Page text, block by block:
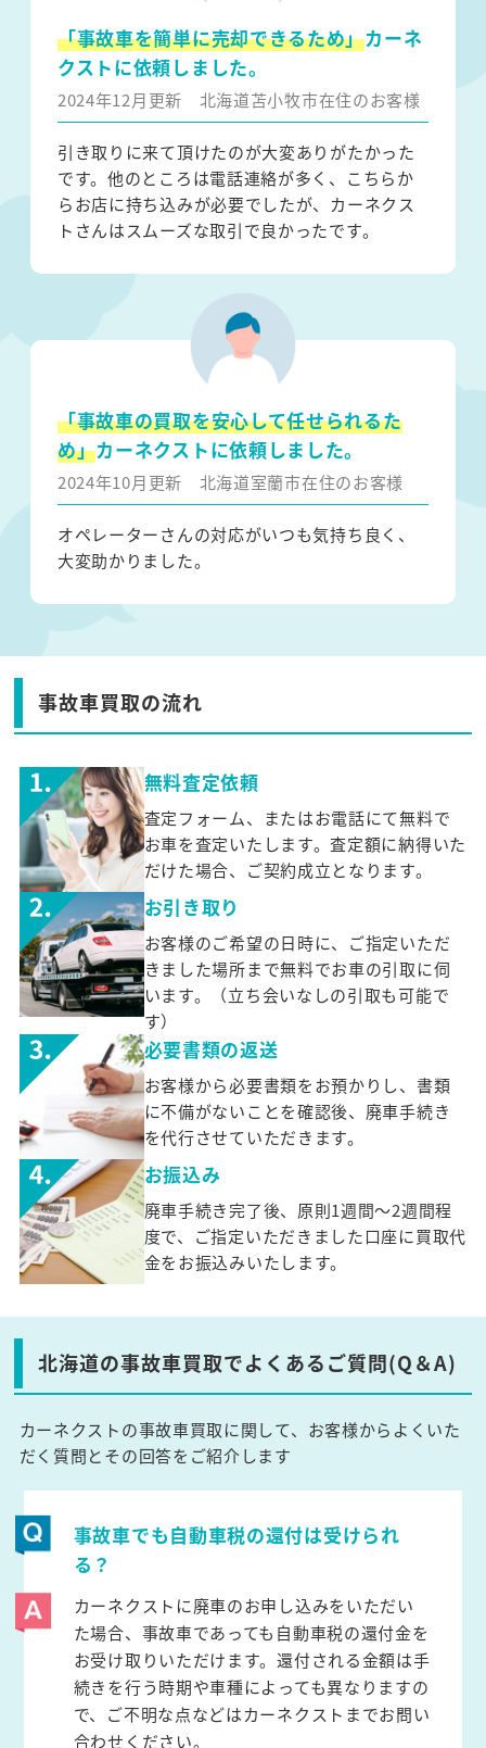
「事故車を簡単に売却できるため」カーネ
クストに依頼しました。
2024年12月更新 北海道苫小牧市在住のお客様
引き取りに来て頂けたのが大変ありがたかった
です。他のところは電話連絡が多く、こちらか
らお店に持ち込みが必要でしたが、カーネクス
トさんはスムーズな取引で良かったです。
「事故車の買取を安心して任せられるた
め」カーネクストに依頼しました。
2024年10月更新 北海道室蘭市在住のお客様
オペレーターさんの対応がいつも気持ち良く、
大変助かりました。
事故車買取の流れ
無料査定依頼
査定フォーム、またはお電話にて無料で
お車を査定いたします。査定額に納得いた
だけた場合、ご契約成立となります。
お引き取り
お客様のご希望の日時に、ご指定いただ
きました場所まで無料でお車の引取に伺
います。（立ち会いなしの引取も可能で
す）
必要書類の返送
お客様から必要書類をお預かりし、書類
に不備がないことを確認後、廃車手続き
を代行させていただきます。
お振込み
廃車手続き完了後、原則1週間～2週間程
度で、ご指定いただきました口座に買取代
金をお振込みいたします。
北海道の事故車買取でよくあるご質問(Q＆A)
カーネクストの事故車買取に関して、お客様からよくいた
だく質問とその回答をご紹介します
事故車でも自動車税の還付は受けられ
る？
カーネクストに廃車のお申し込みをいただい
た場合、事故車であっても自動車税の還付金を
お受け取りいただけます。還付される金額は手
続きを行う時期や車種によっても異なりますの
で、ご不明な点などはカーネクストまでお問い
合わせください。